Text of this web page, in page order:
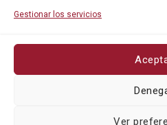
Gestionar los servicios
Ver
Política
Política de